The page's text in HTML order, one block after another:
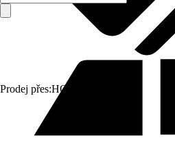
Prodej přes:HORNBACH